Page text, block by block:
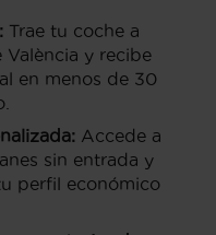
Trae tu coche a
València y recibe
en menos de 30
Accede a
sin entrada y
perfil económico